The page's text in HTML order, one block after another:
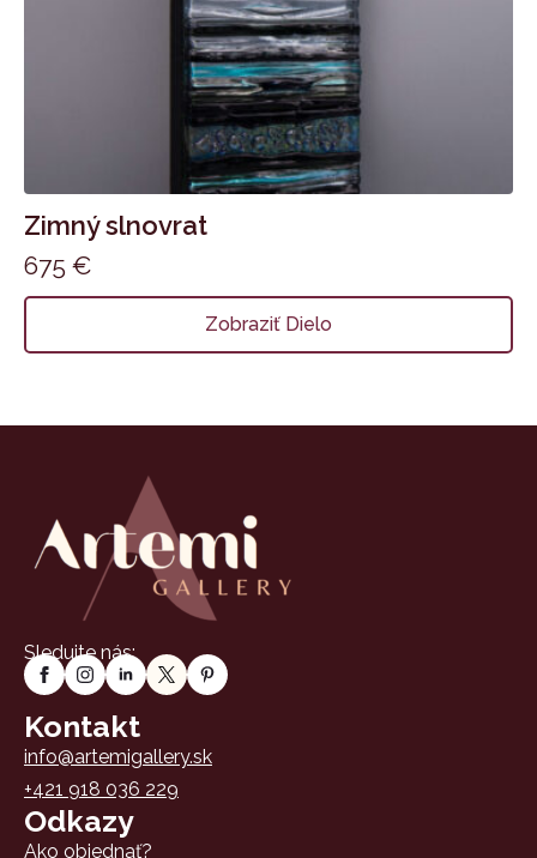
Zimný slnovrat
675 €
Zobraziť Dielo
Sledujte nás:
Kontakt
info@artemigallery.sk
+421 918 036 229
Odkazy
Ako objednať?